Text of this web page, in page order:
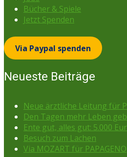
Bücher & Spiele
Jetzt Spenden
Via Paypal spenden
Neueste Beiträge
Neue ärztliche Leitung für
Den Tagen mehr Leben
Ente gut, alles gut: 5.000
Besuch zum Lachen
Via MOZART für PAPAGENO